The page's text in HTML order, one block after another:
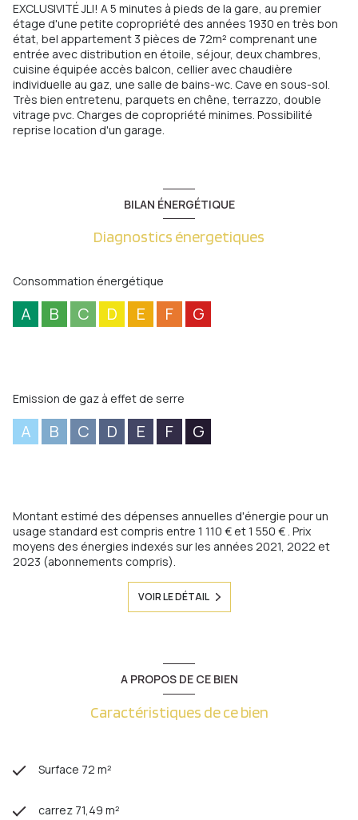
EXCLUSIVITÉ JLI! A 5 minutes à pieds de la gare, au premier
étage d'une petite copropriété des années 1930 en très bon
état, bel appartement 3 pièces de 72m² comprenant une
entrée avec distribution en étoile, séjour, deux chambres,
cuisine équipée accès balcon, cellier avec chaudière
individuelle au gaz, une salle de bains-wc. Cave en sous-sol.
Très bien entretenu, parquets en chêne, terrazzo, double
vitrage pvc. Charges de copropriété minimes. Possibilité
reprise location d'un garage.
BILAN ÉNERGÉTIQUE
Diagnostics énergetiques
Consommation énergétique
A B C D E F G
Emission de gaz à effet de serre
A B C D E F G
Montant estimé des dépenses annuelles d'énergie pour un
usage standard est compris entre 1 110 € et 1 550 € . Prix
moyens des énergies indexés sur les années 2021, 2022 et
2023 (abonnements compris).
VOIR LE DÉTAIL
A PROPOS DE CE BIEN
Caractéristiques de ce bien
Surface 72 m²
carrez 71,49 m²